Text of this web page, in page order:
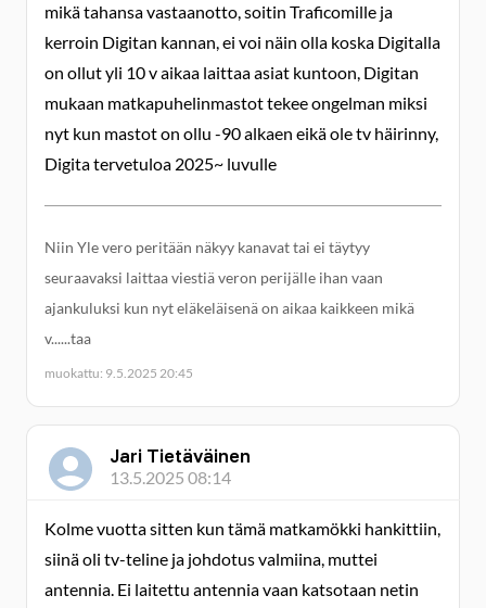
mikä tahansa vastaanotto, soitin Traficomille ja
kerroin Digitan kannan, ei voi näin olla koska Digitalla
on ollut yli 10 v aikaa laittaa asiat kuntoon, Digitan
mukaan matkapuhelinmastot tekee ongelman miksi
nyt kun mastot on ollu -90 alkaen eikä ole tv häirinny,
Digita tervetuloa 2025~ luvulle
Niin Yle vero peritään näkyy kanavat tai ei täytyy
seuraavaksi laittaa viestiä veron perijälle ihan vaan
ajankuluksi kun nyt eläkeläisenä on aikaa kaikkeen mikä
v......taa
muokattu: 9.5.2025 20:45
Jari Tietäväinen
13.5.2025 08:14
Kolme vuotta sitten kun tämä matkamökki hankittiin,
siinä oli tv-teline ja johdotus valmiina, muttei
antennia. Ei laitettu antennia vaan katsotaan netin